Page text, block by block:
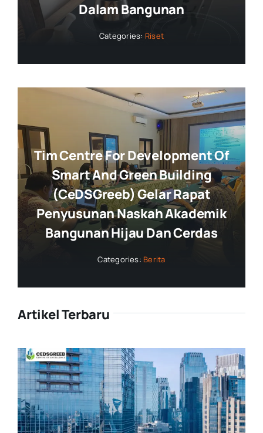
Dalam Bangunan
Categories: Riset
Tim Centre For Development Of
Smart And Green Building
(CeDSGreeb) Gelar Rapat
Penyusunan Naskah Akademik
Bangunan Hijau Dan Cerdas
Categories: Berita
Artikel Terbaru